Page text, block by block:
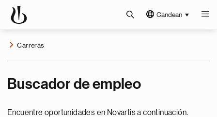
Candean
Carreras
Buscador de empleo
Encuentre oportunidades en Novartis a continuación.